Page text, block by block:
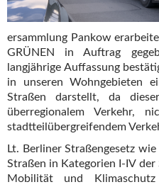
ersammlung Pankow
GRÜNEN in Auftrag
langjährige Auffassung
in unseren Wohngebieten
Straßen darstellt, da
überregionalem Verkehr,
stadtteilübergreifendem
Lt. Berliner Straßengesetz
Straßen in Kategorien I-IV
Mobilität und